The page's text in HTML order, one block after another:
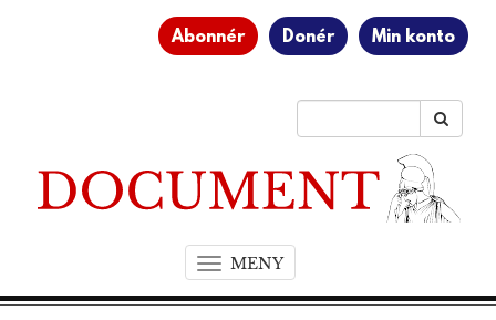
Abonnér Donér Min konto
MENYT
o